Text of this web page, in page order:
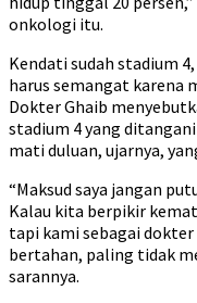
onkologi itu.
Kendati sudah stadium
harus semangat karena
Dokter Ghaib
stadium 4 yang
mati duluan, ujarnya,
“Maksud saya jangan
Kalau kita berpikir
tapi kami sebagai dokter
bertahan, paling tidak
sarannya.